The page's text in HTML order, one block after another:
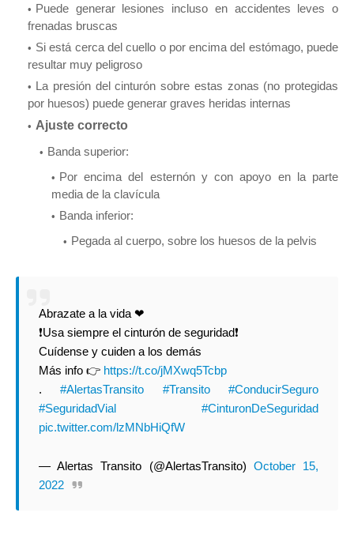
Puede generar lesiones incluso en accidentes leves o
frenadas bruscas
Si está cerca del cuello o por encima del estómago, puede
resultar muy peligroso
La presión del cinturón sobre estas zonas (no protegidas
por huesos) puede generar graves heridas internas
Ajuste correcto
Banda superior:
Por encima del esternón y con apoyo en la parte
media de la clavícula
Banda inferior:
Pegada al cuerpo, sobre los huesos de la pelvis
Abrazate a la vida ❤
❗Usa siempre el cinturón de seguridad❗
Cuídense y cuiden a los demás
Más info 👉 https://t.co/jMXwq5Tcbp
.#AlertasTransito #Transito
#ConducirSeguro
#SeguridadVial
#CinturonDeSeguridad
pic.twitter.com/lzMNbHiQfW
— Alertas Transito (@AlertasTransito) October 15,
2022